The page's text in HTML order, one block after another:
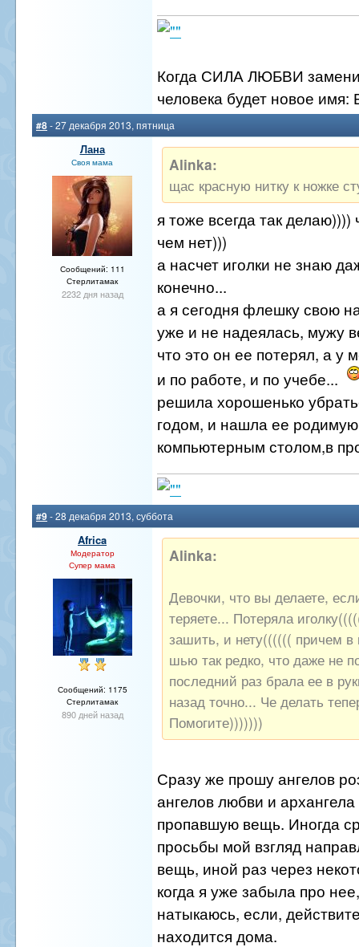
Когда СИЛА ЛЮБВИ
человека будет новое
#8- 27 декабря 2013, пятница
Лана
Своя мама
Сообщений: 111
Стерлитамак
2232 дня назад
Alinka:
щас красную нитку к ножке
я тоже всегда так
чем нет)))
а насчет иголки не знаю
конечно...
а я сегодня флешку свою
уже и не надеялась, мужу
что это он ее потерял, а у
и по работе, и по учебе...
решила хорошенько
годом, и нашла ее
компьютерным столом,в
#9- 28 декабря 2013, суббота
Africa
Модератор
Супер мама
Сообщений: 1175
Стерлитамак
890 дней назад
Alinka:
Девочки, что вы делаете,
теряете... Потеряла
зашить, и нету(((((( причем в
шью так редко, что даже не
последний раз брала ее в
назад точно... Че делать
Помогите)))))))
Сразу же прошу ангелов
ангелов любви и
пропавшую вещь. Иногда
просьбы мой взгляд
вещь, иной раз через
когда я уже забыла про
натыкаюсь, если,
находится дома.